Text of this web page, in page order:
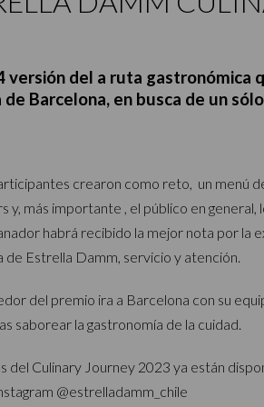
versión del a ruta gastronómica
de Barcelona, en busca de un
crearon como reto, un menú
y, más importante , el público en
habrá recibido la mejor nota por la
de Estrella Damm, servicio y atención.
del premio ira a Barcelona con su
saborear la gastronomía de la cuidad.
del Culinary Journey 2023 ya están
@estrelladamm_chile